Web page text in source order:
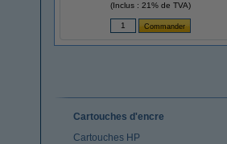
(Inclus : 21% de TVA)
Cartouches d'encre
Cartouches HP